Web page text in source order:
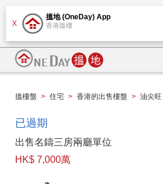
X
搵地 (OneDay) App
香港搵樓
搵樓盤 > 住宅 > 香港的出售樓盤 > 油尖旺
已過期
出售名鑄三房兩廳單位
HK$ 7,000萬